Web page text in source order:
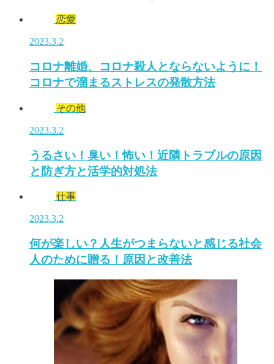
恋愛
2023.3.2
コロナ離婚、コロナ殺人とならないように！
コロナで溜まるストレスの発散方法
その他
2023.3.2
うるさい！臭い！怖い！近隣トラブルの原因
と防ぎ方と活学的対処法
仕事
2023.3.2
何が楽しい？人生がつまらないと感じる社会
人のために贈る！原因と改善法